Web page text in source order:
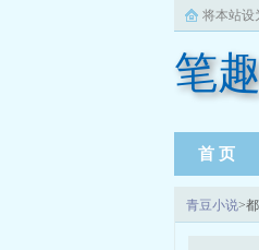
将本站设
笔
首 页
青豆小说>